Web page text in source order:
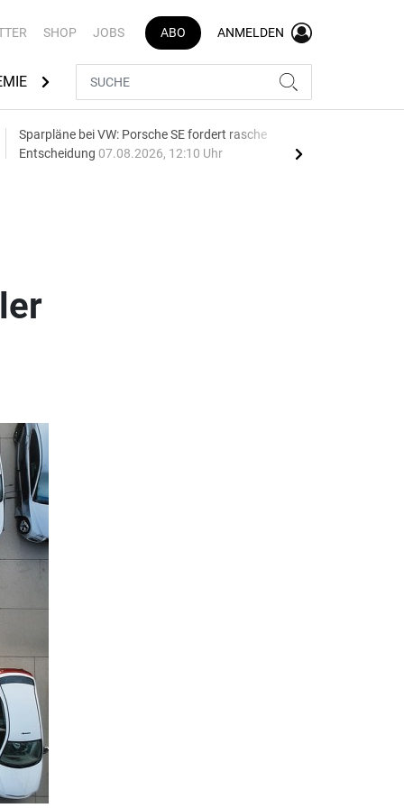
SHOP JOBS ABO ANMELDEN
AUTOMARKEN
Sparpläne bei VW: Porsche SE fordert rasche
Entscheidung 07.08.2026, 12:10 Uhr